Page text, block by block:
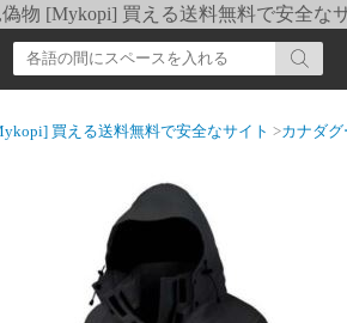
物 [Mykopi] 買える送料無料で安全な
買える送料無料で安全なサイト >カナダ